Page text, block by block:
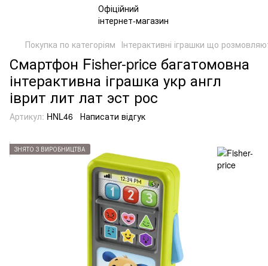
Покупка по категоріям Інтерактивні іграшки що
Смартфон Fisher-price багатомовна
інтерактивна іграшка укр англ
іврит лит лат эст рос
Артикул: HNL46 Написати відгук
ЗНЯТО З ВИРОБНИЦТВА